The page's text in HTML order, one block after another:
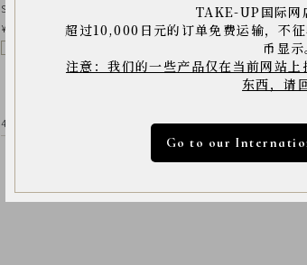
SVホワイトシェル サクラカフ
¥17,600
【 Solo Pierce】SV・
¥17,600
43件中1件～16件を表示
TAKE-UP国际网
超过10,000日元的订单免费运输，不
币显示
注意：我们的一些产品仅在当前网站
东西，请
Go to our